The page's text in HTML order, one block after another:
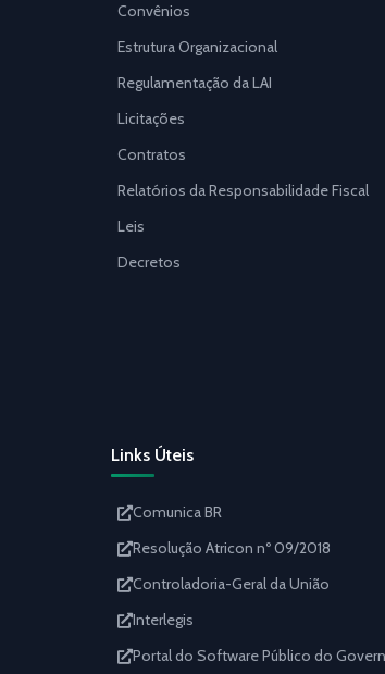
Convênios
Estrutura Organizacional
Regulamentação da LAI
Licitações
Contratos
Relatórios da Responsabilidade Fiscal
Leis
Decretos
Links Úteis
Comunica BR
Resolução Atricon nº 09/2018
Controladoria-Geral da União
Interlegis
Portal do Software Público do